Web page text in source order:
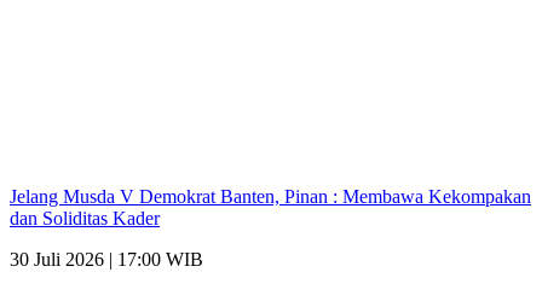
Jelang Musda V Demokrat Banten, Pinan : Membawa Kekompakan
dan Soliditas Kader
30 Juli 2026 | 17:00 WIB